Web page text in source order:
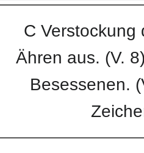
C Verstockung
Ähren aus. (V.
Besessenen.